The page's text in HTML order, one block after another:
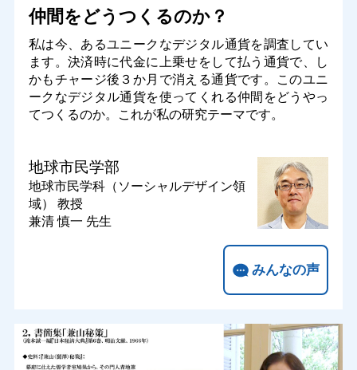
仲間をどうつくるのか？
私は今、あるユニークなデジタル通貨を調査してい
ます。決済時に代金に上乗せをして払う通貨で、し
かもチャージ後３か月で消える通貨です。このユニ
ークなデジタル通貨を使ってくれる仲間をどうやっ
てつくるのか。これが私の研究テーマです。
地球市民学部
地球市民学科（ソーシャルデザイン領
域） 教授
兼清 慎一 先生
みんなの声